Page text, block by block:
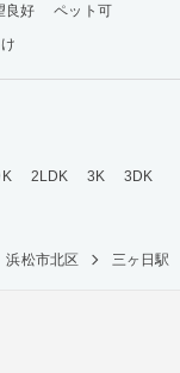
良好
ペット可
2LDK 3K
3DK
浜松市北区 三ヶ日駅